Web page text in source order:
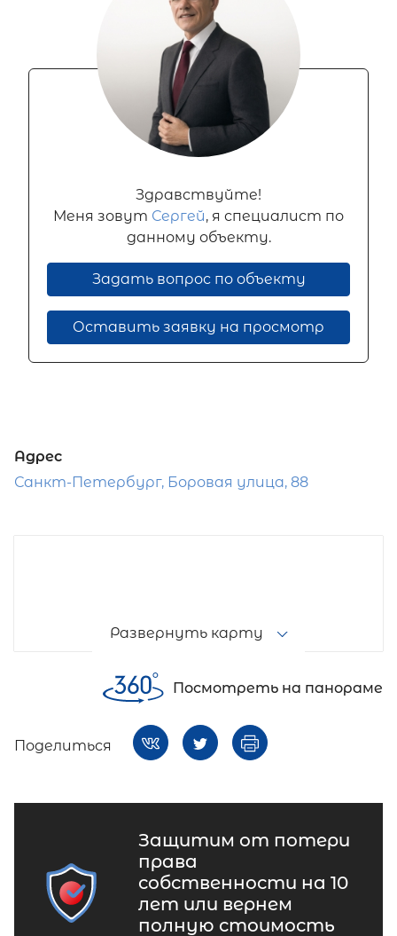
Здравствуйте!
Меня зовут Сергей, я специалист по
данному объекту.
Задать вопрос по объекту
Оставить заявку на просмотр
Адрес
Санкт-Петербург, Боровая улица, 88
Развернуть карту
Посмотреть на панораме
Поделиться
Защитим от потери
права
собственности на 10
лет или вернем
полную стоимость